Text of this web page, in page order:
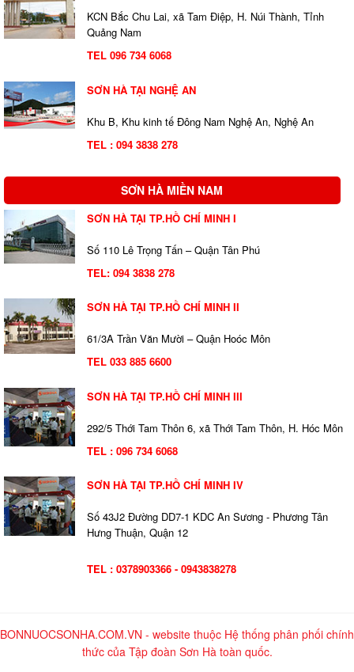
KCN Bắc Chu Lai, xã Tam Điệp, H. Núi Thành, Tỉnh
Quảng Nam
TEL 096 734 6068
SƠN HÀ TẠI NGHỆ AN
Khu B, Khu kinh tế Đông Nam Nghệ An, Nghệ An
TEL : 094 3838 278
SƠN HÀ MIỀN NAM
SƠN HÀ TẠI TP.HỒ CHÍ MINH I
Số 110 Lê Trọng Tấn – Quận Tân Phú
TEL: 094 3838 278
SƠN HÀ TẠI TP.HỒ CHÍ MINH II
61/3A Trần Văn Mười – Quận Hoóc Môn
TEL 033 885 6600
SƠN HÀ TẠI TP.HỒ CHÍ MINH III
292/5 Thới Tam Thôn 6, xã Thới Tam Thôn, H. Hóc Môn
TEL : 096 734 6068
SƠN HÀ TẠI TP.HỒ CHÍ MINH IV
Số 43J2 Đường DD7-1 KDC An Sương - Phương Tân
Hưng Thuận, Quận 12
TEL : 0378903366 - 0943838278
BONNUOCSONHA.COM.VN - website thuộc Hệ thống phân phối chính
thức của Tập đoàn Sơn Hà toàn quốc.